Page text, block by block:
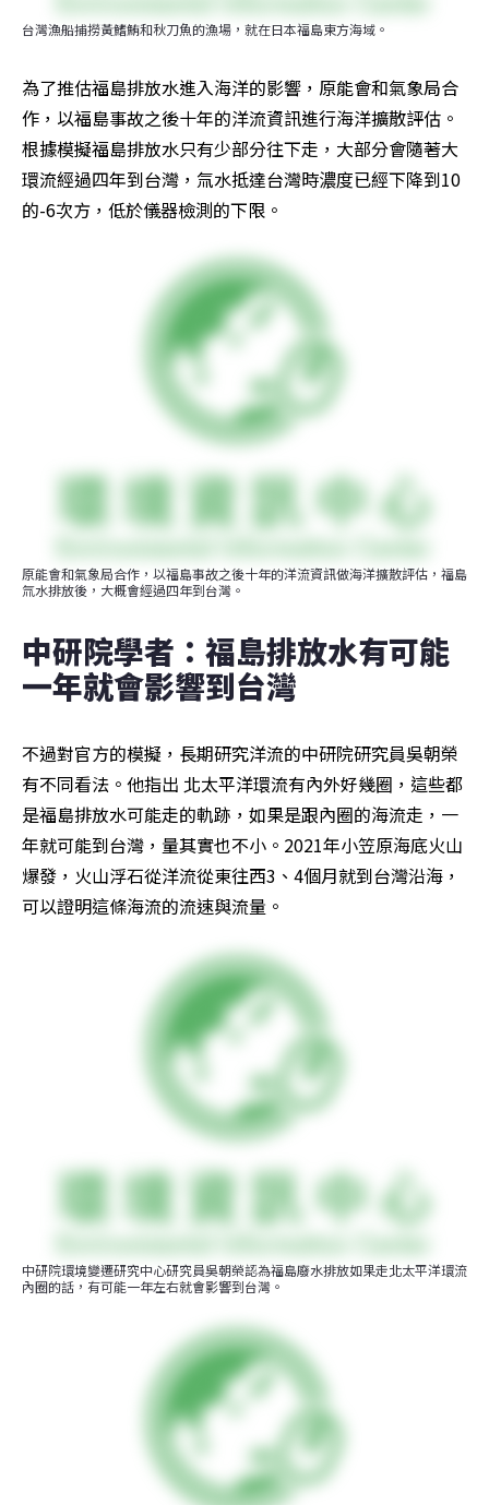
台灣漁船捕撈黃鰭鮪和秋刀魚的漁場，就在日本福島東方海域。
為了推估福島排放水進入海洋的影響，原能會和氣象局合
作，以福島事故之後十年的洋流資訊進行海洋擴散評估。
根據模擬福島排放水只有少部分往下走，大部分會隨著大
環流經過四年到台灣，氚水抵達台灣時濃度已經下降到10
的-6次方，低於儀器檢測的下限。
原能會和氣象局合作，以福島事故之後十年的洋流資訊做海洋擴散評估，福島
氚水排放後，大概會經過四年到台灣。
中研院學者：福島排放水有可能
一年就會影響到台灣
不過對官方的模擬，長期研究洋流的中研院研究員吳朝榮
有不同看法。他指出 北太平洋環流有內外好幾圈，這些都
是福島排放水可能走的軌跡，如果是跟內圈的海流走，一
年就可能到台灣，量其實也不小。2021年小笠原海底火山
爆發，火山浮石從洋流從東往西3、4個月就到台灣沿海，
可以證明這條海流的流速與流量。
中研院環境變遷研究中心研究員吳朝榮認為福島廢水排放如果走北太平洋環流
內圈的話，有可能一年左右就會影響到台灣。